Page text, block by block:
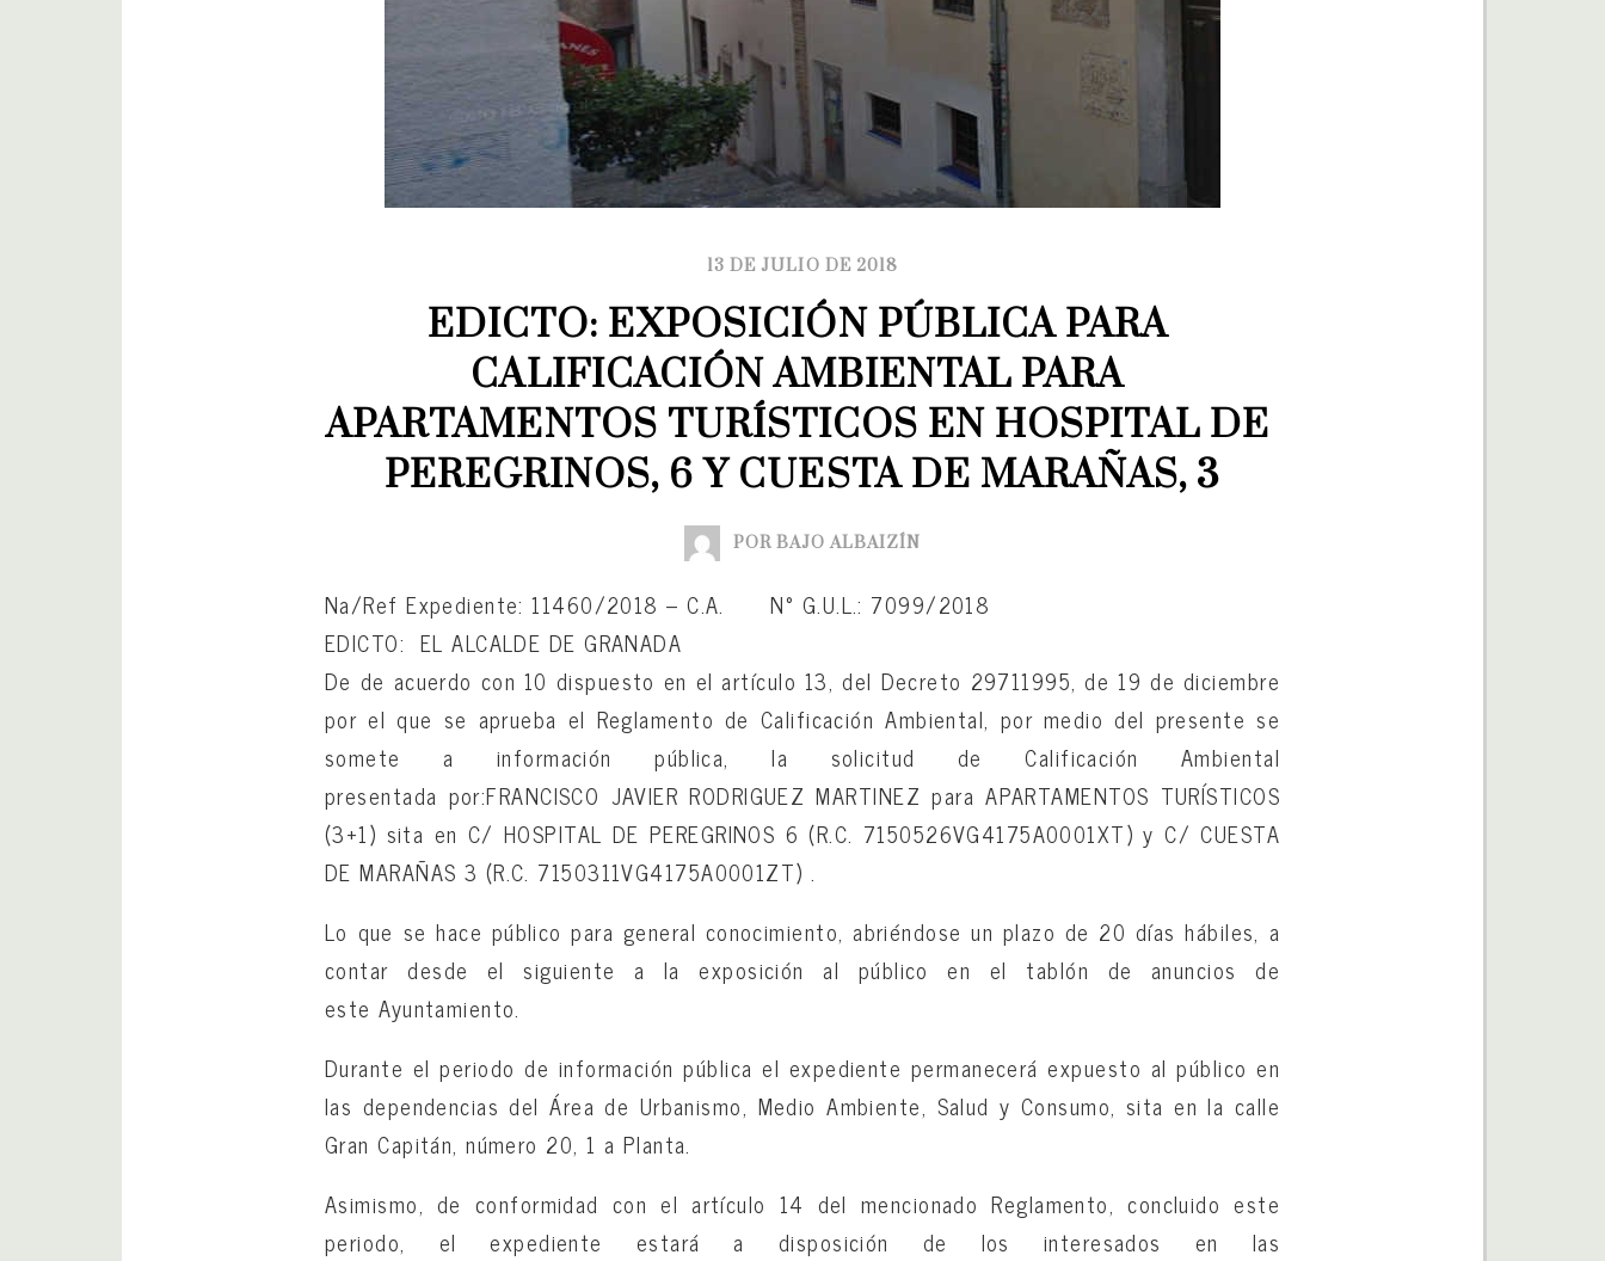
13 DE JULIO DE 2018
EDICTO: EXPOSICIÓN PÚBLICA PARA
CALIFICACIÓN AMBIENTAL PARA
APARTAMENTOS TURÍSTICOS EN HOSPITAL DE
PEREGRINOS, 6 Y CUESTA DE MARAÑAS, 3
POR BAJO ALBAIZÍN
Na/Ref Expediente: 11460/2018 – C.A. N° G.U.L.: 7099/2018
EDICTO: EL ALCALDE DE GRANADA
De de acuerdo con 10 dispuesto en el artículo 13, del Decreto 29711995, de 19 de diciembre
por el que se aprueba el Reglamento de Calificación Ambiental, por medio del presente se
somete a información pública, la solicitud de Calificación Ambiental
presentada por:FRANCISCO JAVIER RODRIGUEZ MARTINEZ para APARTAMENTOS TURÍSTICOS
(3+1) sita en C/ HOSPITAL DE PEREGRINOS 6 (R.C. 7150526VG4175A0001XT) y C/ CUESTA
DE MARAÑAS 3 (R.C. 7150311VG4175A0001ZT) .
Lo que se hace público para general conocimiento, abriéndose un plazo de 20 días hábiles, a
contar desde el siguiente a la exposición al público en el tablón de anuncios de
este Ayuntamiento.
Durante el periodo de información pública el expediente permanecerá expuesto al público en
las dependencias del Área de Urbanismo, Medio Ambiente, Salud y Consumo, sita en la calle
Gran Capitán, número 20, 1 a Planta.
Asimismo, de conformidad con el artículo 14 del mencionado Reglamento, concluido este
periodo, el expediente estará a disposición de los interesados en las